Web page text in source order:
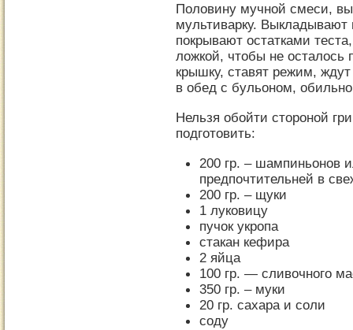
Половину мучной смеси,
мультиварку.
покрывают остатками
ложкой, чтобы не осталось
крышку, ставят режим,
в обед с бульоном,
Нельзя обойти стороной
подготовить:
200 гр. – шампиньонов
предпочтительней в
200 гр. – щуки
1 луковицу
пучок укропа
стакан кефира
2 яйца
100 гр. — сливочного
350 гр. – муки
20 гр. сахара и соли
соду